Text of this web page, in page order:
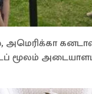
மூலம்